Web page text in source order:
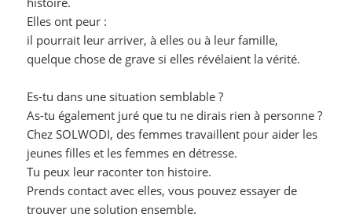
Elles ont peur :
il pourrait leur arriver, à elles ou à leur famille,
quelque chose de grave si elles révélaient la vérité.
Es-tu dans une situation semblable ?
As-tu également juré que tu ne dirais rien à personne ?
Chez SOLWODI, des femmes travaillent pour aider les
jeunes filles et les femmes en détresse.
Tu peux leur raconter ton histoire.
Prends contact avec elles, vous pouvez essayer de
trouver une solution ensemble.